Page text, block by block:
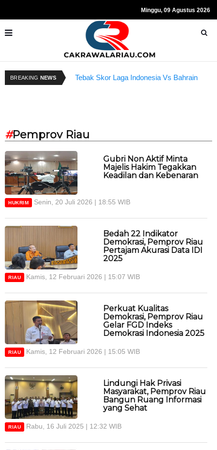
Minggu, 09 Agustus 2026
BREAKING NEWS
Tebak Skor Laga Indonesia Vs Bahrain
#Pemprov Riau
Gubri Non Aktif Minta
Majelis Hakim Tegakkan
Keadilan dan Kebenaran
HUKRIM Senin, 20 Juli 2026 | 18:55 WIB
Bedah 22 Indikator
Demokrasi, Pemprov Riau
Pertajam Akurasi Data IDI
2025
RIAU Kamis, 12 Februari 2026 | 15:07 WIB
Perkuat Kualitas
Demokrasi, Pemprov Riau
Gelar FGD Indeks
Demokrasi Indonesia 2025
RIAU Kamis, 12 Februari 2026 | 15:05 WIB
Lindungi Hak Privasi
Masyarakat, Pemprov Riau
Bangun Ruang Informasi
yang Sehat
RIAU Rabu, 16 Juli 2025 | 12:32 WIB